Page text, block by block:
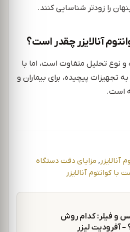
را زودتر شناسایی کنند.
و نوع تحلیل متفاوت است، اما با
تجهیزات پیچیده، برای بیماران و
است.
آنالایزر, مزایای دقت دستگاه
با کوانتوم آنالایزر
و فیلر: کدام روش
آفرودیت لیزر